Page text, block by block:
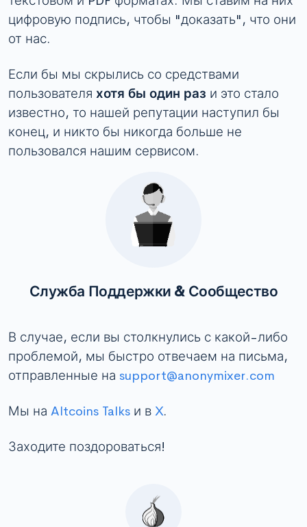
цифровую подпись, чтобы "доказать", что они
от нас.
Если бы мы скрылись со средствами
пользователя хотя бы один раз и это стало
известно, то нашей репутации наступил бы
конец, и никто бы никогда больше не
пользовался нашим сервисом.
Служба Поддержки & Сообщество
В случае, если вы столкнулись с какой-либо
проблемой, мы быстро отвечаем на письма,
отправленные на support@anonymixer.com
Мы на Altcoins Talks и в X.
Заходите поздороваться!